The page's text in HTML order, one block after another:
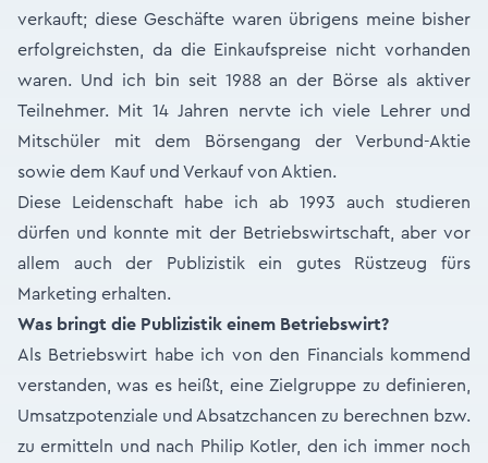
verkauft; diese Geschäfte waren übrigens meine bisher
erfolgreichsten, da die Einkaufspreise nicht vorhanden
waren. Und ich bin seit 1988 an der Börse als aktiver
Teilnehmer. Mit 14 Jahren nervte ich viele Lehrer und
Mitschüler mit dem Börsengang der Verbund-Aktie
sowie dem Kauf und Verkauf von Aktien.
Diese Leidenschaft habe ich ab 1993 auch studieren
dürfen und konnte mit der Betriebswirtschaft, aber vor
allem auch der Publizistik ein gutes Rüstzeug fürs
Marketing erhalten.
Was bringt die Publizistik einem Betriebswirt?
Als Betriebswirt habe ich von den Financials kommend
verstanden, was es heißt, eine Zielgruppe zu definieren,
Umsatzpotenziale und Absatzchancen zu berechnen bzw.
zu ermitteln und nach Philip Kotler, den ich immer noch